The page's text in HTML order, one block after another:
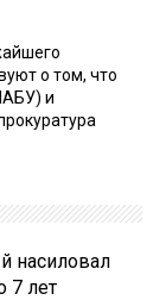
о том, что
и
насиловал
7 лет